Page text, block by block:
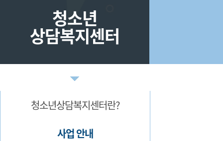
청소년
상담복지센터
청소년상담복지센터란?
사업 안내